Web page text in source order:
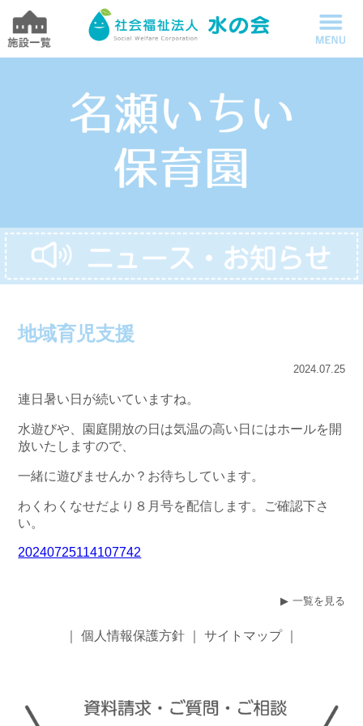
地域育児支援
2024.07.25
連日暑い日が続いていますね。
水遊びや、園庭開放の日は気温の高い日にはホールを開
放いたしますので、
一緒に遊びませんか？お待ちしています。
わくわくなせだより８月号を配信します。ご確認下さ
い。
20240725114107742
一覧を見る
個人情報保護方針 サイトマップ｜